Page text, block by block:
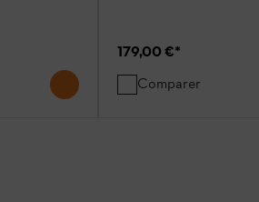
179,00 €*
Comparer